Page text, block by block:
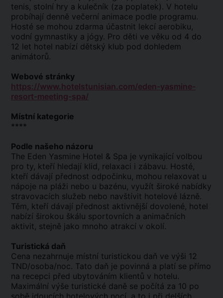
tenis, stolní hry a kulečník (za poplatek). V hotelu
probíhají denně večerní animace podle programu.
Hosté se mohou zdarma účastnit lekcí aerobiku,
vodní gymnastiky a jógy. Pro děti ve věku od 4 do
12 let hotel nabízí dětský klub pod dohledem
animátorů.
Webové stránky
https://www.hotelstunisian.com/eden-yasmine-
resort-meeting-spa/
Místní kategorie
****
Podle našeho názoru
The Eden Yasmine Hotel & Spa je vynikající volbou
pro ty, kteří hledají klid, relaxaci i zábavu. Hosté,
kteří dávají přednost odpočinku, mohou relaxovat u
nápoje na pláži nebo u bazénu, využít široké nabídky
stravovacích služeb nebo navštívit hotelové lázně.
Těm, kteří dávají přednost aktivnější dovolené, hotel
nabízí širokou škálu sportovních a animačních
aktivit, stejně jako mnoho atrakcí v okolí.
Turistická daň
Cena nezahrnuje místní turistickou daň ve výši 12
TND/osoba/noc. Tato daň je povinná a platí se přímo
na recepci před ubytováním klientů v hotelu.
Maximální výše turistické daně se počítá za 10 po
sobě jdoucích hotelových nocí, a to i při delších